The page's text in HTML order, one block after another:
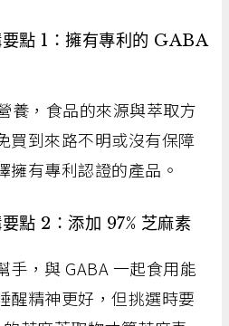
點 1：擁有專利的 GABA
養，食品的來源與萃取方
買到來路不明或沒有保障
擁有專利認證的產品。
點 2：添加 97% 芝麻素
手，與 GABA 一起食用能
醒精神更好，但挑選時要